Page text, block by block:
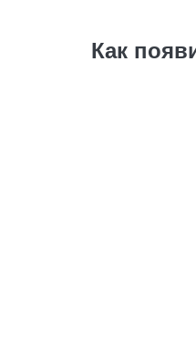
Как